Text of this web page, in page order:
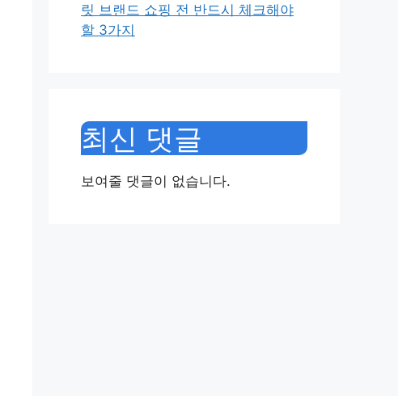
릿 브랜드 쇼핑 전 반드시 체크해야
할 3가지
최신 댓글
보여줄 댓글이 없습니다.